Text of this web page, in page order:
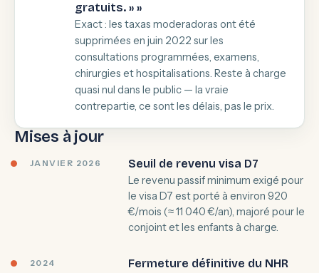
gratuits. » »
Exact : les taxas moderadoras ont été
supprimées en juin 2022 sur les
consultations programmées, examens,
chirurgies et hospitalisations. Reste à charge
quasi nul dans le public — la vraie
contrepartie, ce sont les délais, pas le prix.
Mises à jour
JANVIER 2026 Seuil de revenu visa D7
Le revenu passif minimum exigé pour
le visa D7 est porté à environ 920
€/mois (≈ 11 040 €/an), majoré pour le
conjoint et les enfants à charge.
2024 Fermeture définitive du NHR